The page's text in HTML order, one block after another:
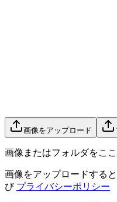
画像をアップロード
画像またはフォルダをこ
画像をアップロードすると
び プライバシーポリシー